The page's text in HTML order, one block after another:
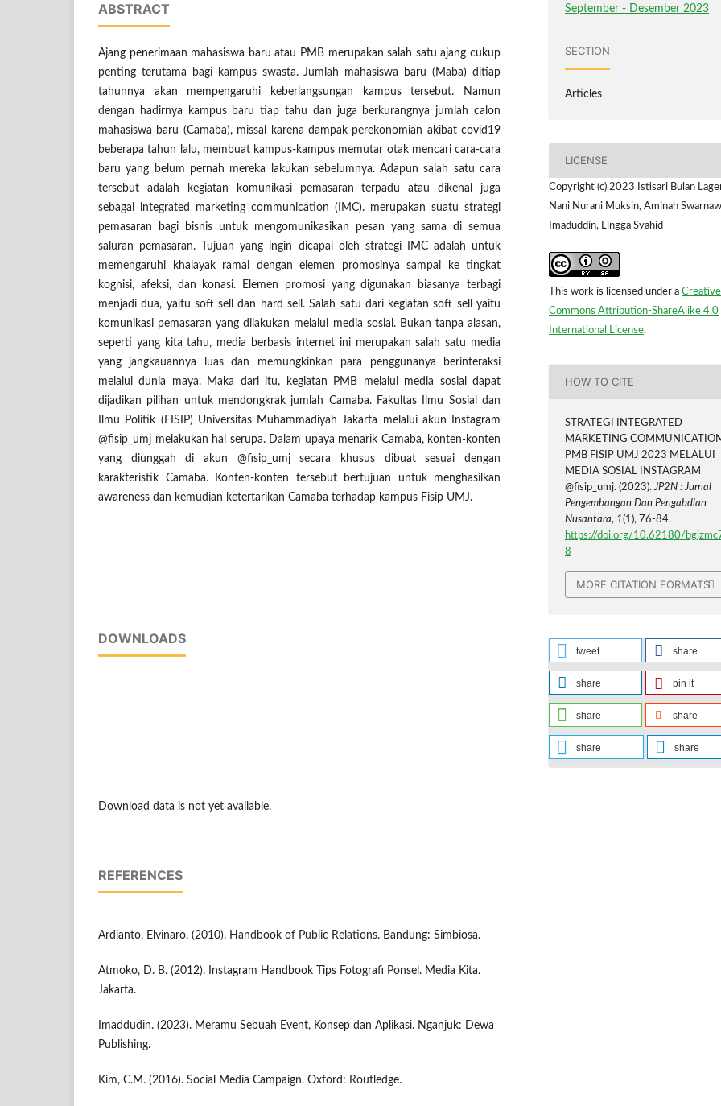
ABSTRACT
Ajang penerimaan mahasiswa baru atau PMB merupakan salah satu ajang cukup
penting terutama bagi kampus swasta. Jumlah mahasiswa baru (Maba) ditiap
tahunnya akan mempengaruhi keberlangsungan kampus tersebut. Namun
dengan hadirnya kampus baru tiap tahu dan juga berkurangnya jumlah calon
mahasiswa baru (Camaba), missal karena dampak perekonomian akibat covid19
beberapa tahun lalu, membuat kampus-kampus memutar otak mencari cara-cara
baru yang belum pernah mereka lakukan sebelumnya. Adapun salah satu cara
tersebut adalah kegiatan komunikasi pemasaran terpadu atau dikenal juga
sebagai integrated marketing communication (IMC). merupakan suatu strategi
pemasaran bagi bisnis untuk mengomunikasikan pesan yang sama di semua
saluran pemasaran. Tujuan yang ingin dicapai oleh strategi IMC adalah untuk
memengaruhi khalayak ramai dengan elemen promosinya sampai ke tingkat
kognisi, afeksi, dan konasi. Elemen promosi yang digunakan biasanya terbagi
menjadi dua, yaitu soft sell dan hard sell. Salah satu dari kegiatan soft sell yaitu
komunikasi pemasaran yang dilakukan melalui media sosial. Bukan tanpa alasan,
seperti yang kita tahu, media berbasis internet ini merupakan salah satu media
yang jangkauannya luas dan memungkinkan para penggunanya berinteraksi
melalui dunia maya. Maka dari itu, kegiatan PMB melalui media sosial dapat
dijadikan pilihan untuk mendongkrak jumlah Camaba. Fakultas Ilmu Sosial dan
Ilmu Politik (FISIP) Universitas Muhammadiyah Jakarta melalui akun Instagram
@fisip_umj melakukan hal serupa. Dalam upaya menarik Camaba, konten-konten
yang diunggah di akun @fisip_umj secara khusus dibuat sesuai dengan
karakteristik Camaba. Konten-konten tersebut bertujuan untuk menghasilkan
awareness dan kemudian ketertarikan Camaba terhadap kampus Fisip UMJ.
DOWNLOADS
Download data is not yet available.
REFERENCES
Ardianto, Elvinaro. (2010). Handbook of Public Relations. Bandung: Simbiosa.
Atmoko, D. B. (2012). Instagram Handbook Tips Fotografi Ponsel. Media Kita.
Jakarta.
Imaddudin. (2023). Meramu Sebuah Event, Konsep dan Aplikasi. Nganjuk: Dewa
Publishing.
Kim, C.M. (2016). Social Media Campaign. Oxford: Routledge.
September - Desember 2023
SECTION
Articles
LICENSE
Copyright (c) 2023 Istisari Bulan
Nani Nurani Muksin, Aminah
Imaduddin, Lingga Syahid
This work is licensed under a Creative
Commons Attribution-ShareAlike 4.0
International License.
HOW TO CITE
STRATEGI INTEGRATED
MARKETING COMMUNICATION
PMB FISIP UMJ 2023 MELALUI
MEDIA SOSIAL INSTAGRAM
@fisip_umj. (2023). JP2N : Jurnal
Pengembangan Dan Pengabdian
Nusantara, 1(1), 76-84.
https://doi.org/10.62180/
8
MORE CITATION FORMATS
tweet share
share pin it
share share
share share